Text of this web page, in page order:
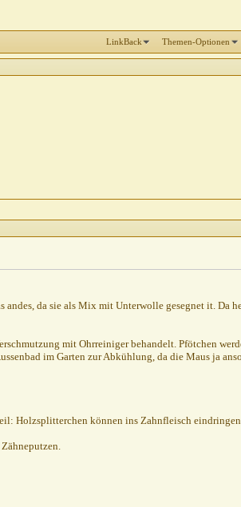
LinkBack Themen-Optionen
da sie als Mix mit Unterwolle gesegnet it. Da
mit Ohrreiniger behandelt. Pfötchen
im Garten zur Abkühlung, da die Maus ja
Holzsplitterchen können ins Zahnfleisch